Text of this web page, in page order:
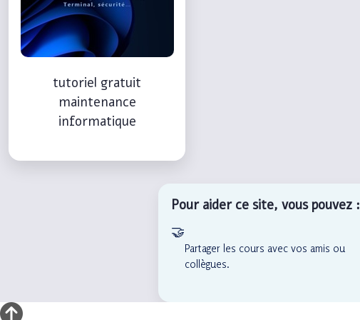
tutoriel gratuit
maintenance
informatique
Pour aider ce site, vous pouvez :
🤝
Partager les cours avec vos amis ou
collègues.